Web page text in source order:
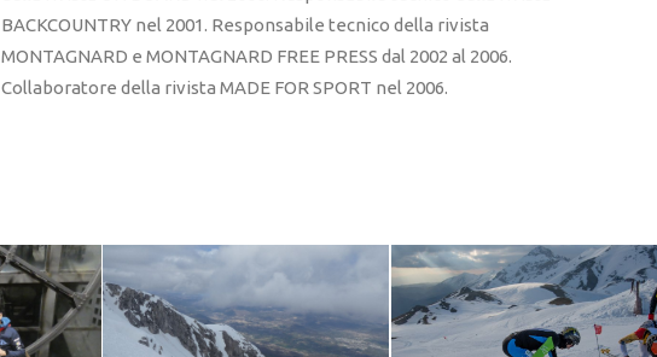
BACKCOUNTRY nel 2001. Responsabile tecnico della rivista
MONTAGNARD e MONTAGNARD FREE PRESS dal 2002 al 2006.
Collaboratore della rivista MADE FOR SPORT nel 2006.